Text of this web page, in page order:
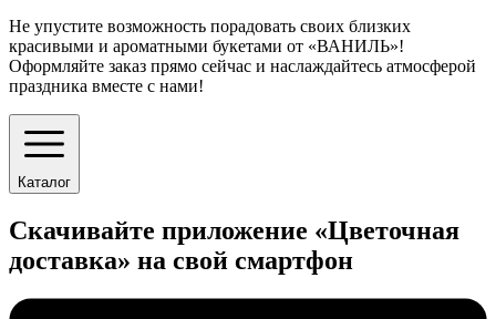
Не упустите возможность порадовать своих близких
красивыми и ароматными букетами от «ВАНИЛЬ»!
Оформляйте заказ прямо сейчас и наслаждайтесь атмосферой
праздника вместе с нами!
Каталог
Скачивайте приложение «Цветочная
доставка» на свой смартфон